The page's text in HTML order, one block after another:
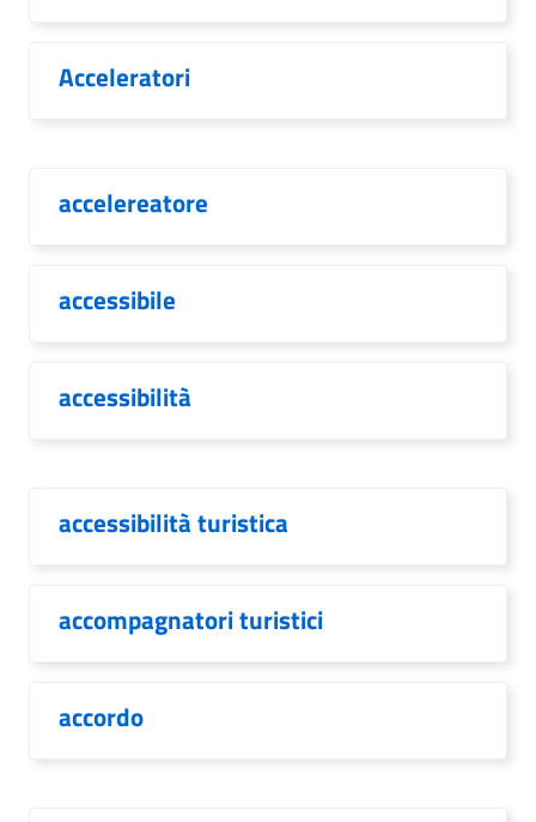
Acceleratori
accelereatore
accessibile
accessibilità
accessibilità turistica
accompagnatori turistici
accordo